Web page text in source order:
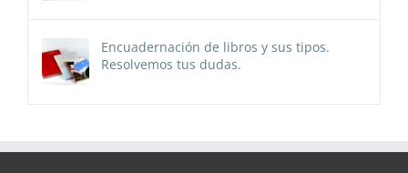
Encuadernación de libros y sus tipos.
Resolvemos tus dudas.